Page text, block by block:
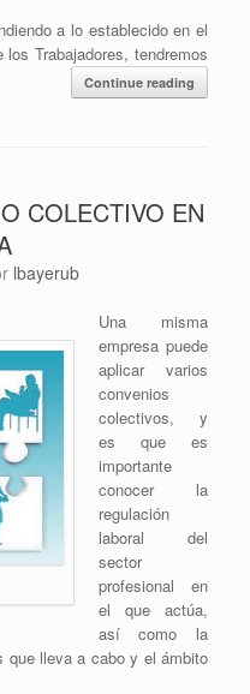
a lo establecido en el
Trabajadores, tendremos
Continue reading
COLECTIVO EN
lbayerub
Una misma
empresa puede
aplicar varios
convenios
colectivos, y
es que es
importante
conocer la
regulación
laboral del
sector
profesional en
el que actúa,
así como la
que lleva a cabo y el ámbito